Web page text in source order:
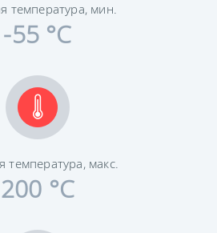
температура, мин.
-55 °C
температура, макс.
200 °C